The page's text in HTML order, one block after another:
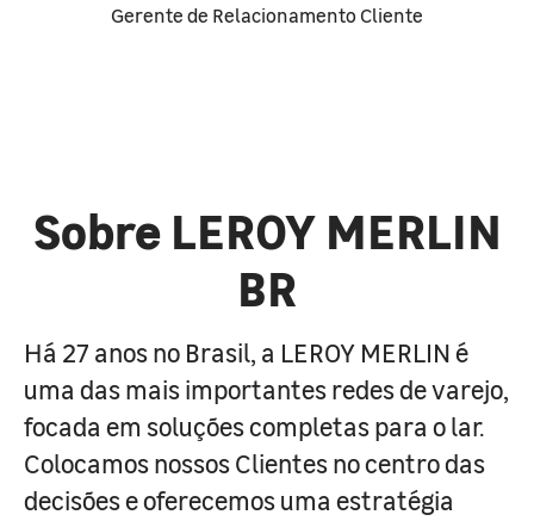
Gerente de Relacionamento Cliente
Sobre LEROY MERLIN
BR
Há 27 anos no Brasil, a LEROY MERLIN é
uma das mais importantes redes de varejo,
focada em soluções completas para o lar.
Colocamos nossos Clientes no centro das
decisões e oferecemos uma estratégia